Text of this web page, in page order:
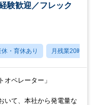
験歓迎／フレック
休・育休あり 月残業20時間以
オペレーター」
いて、本社から発電量な